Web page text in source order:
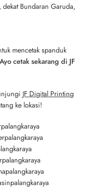
dekat Bundaran Garuda,
mencetak spanduk
Ayo cetak sekarang di JF
JF Digital Printing
ke lokasi!